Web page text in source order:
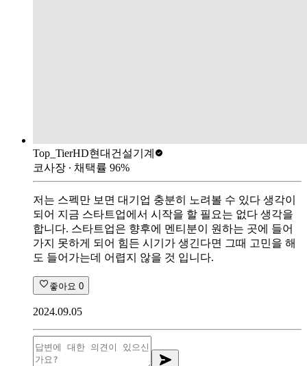
Top_TierHD현대건설기계
코사장 ∙ 채택률 96%
저는 스펙만 보면 대기업 충분히 노려볼 수 있다 생각이
되어 지금 스타트업에서 시작을 할 필요는 없다 생각을
합니다. 스타트업은 향후에 멘티분이 원하는 곳에 들어
가지 못하게 되어 힘든 시기가 생긴다면 그때 고민을 해
도 들어가는데 어렵지 않을 것 입니다.
좋아요 0
2024.09.05